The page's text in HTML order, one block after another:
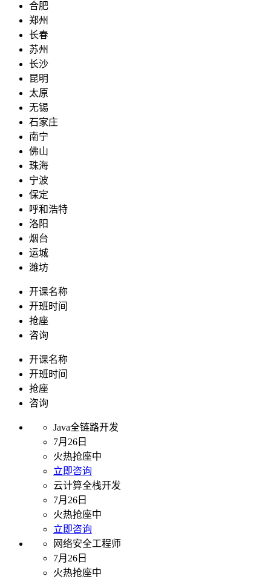
合肥
郑州
长春
苏州
长沙
昆明
太原
无锡
石家庄
南宁
佛山
珠海
宁波
保定
呼和浩特
洛阳
烟台
运城
潍坊
开课名称
开班时间
抢座
咨询
开课名称
开班时间
抢座
咨询
Java全链路开发
7月26日
火热抢座中
立即咨询
云计算全栈开发
7月26日
火热抢座中
立即咨询
网络安全工程师
7月26日
火热抢座中